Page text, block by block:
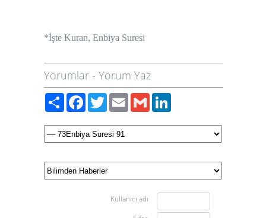
*İşte Kuran, Enbiya Suresi
Yorumlar - Yorum Yaz
PaylaşFacebook
TwitterEmailGmail
Kullanıcı adı